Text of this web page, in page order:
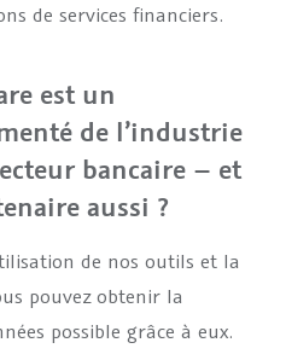
de services financiers.
est un
de l’industrie
bancaire – et
aussi ?
de nos outils et la
pouvez obtenir la
possible grâce à eux.